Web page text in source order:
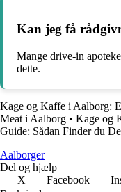
Kan jeg få
Mange drive-in
dette.
Kage og Kaffe i Aalborg:
Meat i Aalborg • Kage og
Guide: Sådan Finder du
Aalborger
Del og hjælp
X
Facebook